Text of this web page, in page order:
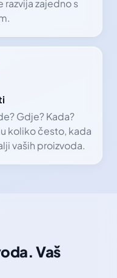
zajedno s
Gdje? Kada?
koliko često, kada
vaših proizvoda.
Vaš